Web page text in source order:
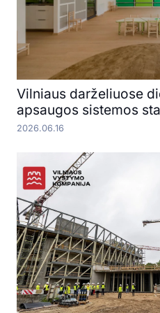
Vilniaus darželiuose
apsaugos sistemos
2026.06.16